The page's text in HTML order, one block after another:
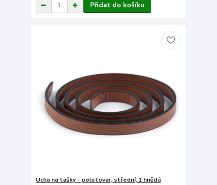
Přidat do košíku
Ucha na tašky - polotovar, střední, 1 hnědá